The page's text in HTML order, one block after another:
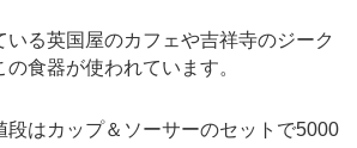
る英国屋のカフェや吉祥寺のジーク
食器が使われています。
段はカップ＆ソーサーのセットで5000